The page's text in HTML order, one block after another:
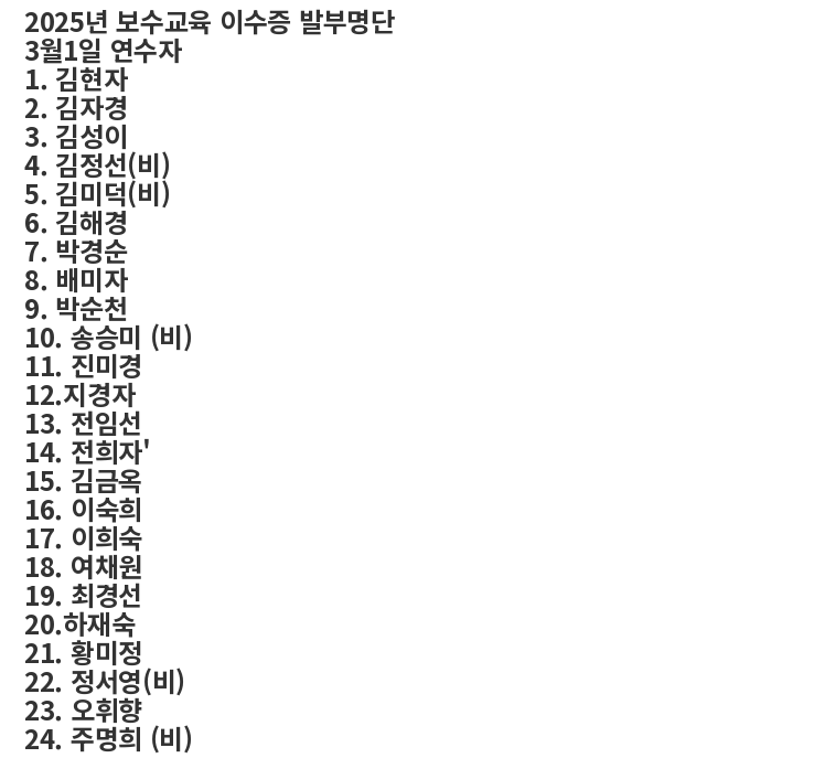
​2025년 보수교육 이수증 발부명단
3월1일 연수자
1. 김현자
2. 김자경
3. 김성이
4. 김정선(비)
5. 김미덕(비)
6. 김해경
7. 박경순
8. 배미자
9. 박순천
10. 송승미 (비)
11. 진미경
12.지경자
13. 전임선
14. 전희자'
15. 김금옥
16. 이숙희
17. 이희숙
18. 여채원
19. 최경선
20.하재숙
21. 황미정
22. 정서영(비)
23. 오휘향
24. 주명희 (비)